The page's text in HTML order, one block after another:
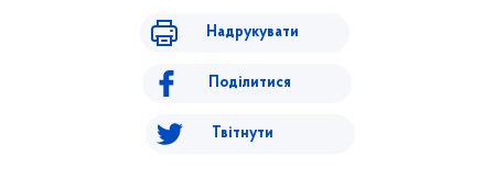
Надрукувати
Поділитися
Твітнути